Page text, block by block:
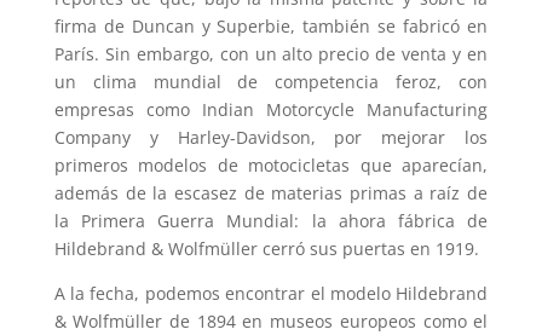
firma de Duncan y Superbie, también se fabricó en
París. Sin embargo, con un alto precio de venta y en
un clima mundial de competencia feroz, con
empresas como Indian Motorcycle Manufacturing
Company y Harley-Davidson, por mejorar los
primeros modelos de motocicletas que aparecían,
además de la escasez de materias primas a raíz de
la Primera Guerra Mundial: la ahora fábrica de
Hildebrand & Wolfmüller cerró sus puertas en 1919.
A la fecha, podemos encontrar el modelo Hildebrand
& Wolfmüller de 1894 en museos europeos como el